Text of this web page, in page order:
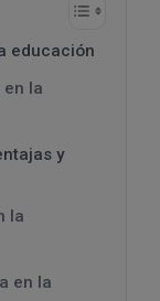
educación
la
y
la
en la